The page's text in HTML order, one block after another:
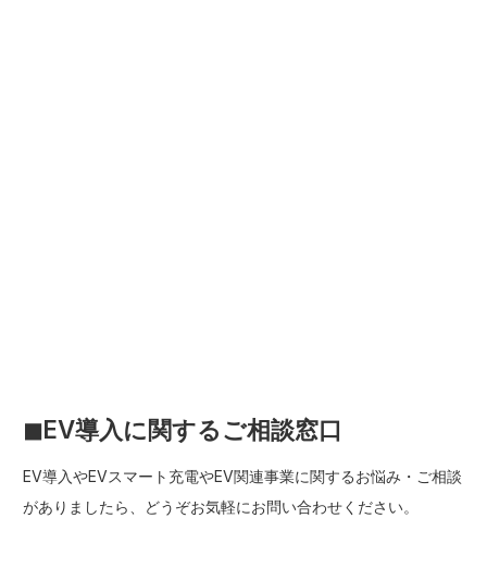
◼︎EV導入に関するご相談窓口
EV導入やEVスマート充電やEV関連事業に関するお悩み・ご相談
がありましたら、どうぞお気軽にお問い合わせください。